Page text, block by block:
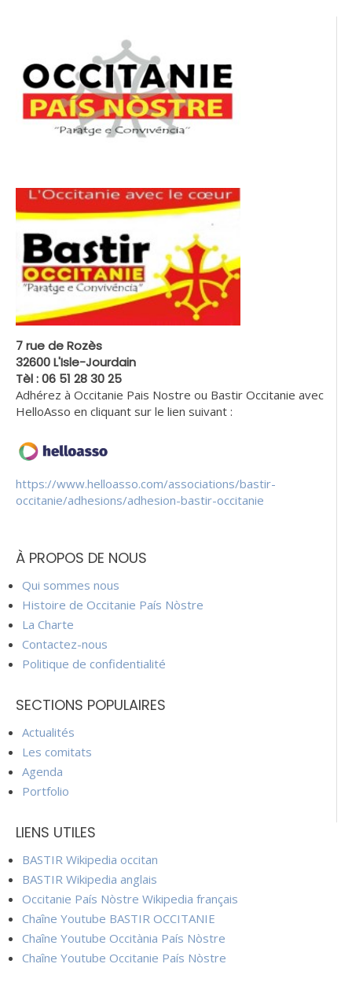
7 rue de Rozès
32600 L'Isle-Jourdain
Tèl : 06 51 28 30 25
Adhérez à Occitanie Pais Nostre ou Bastir Occitanie avec
HelloAsso en cliquant sur le lien suivant :
https://www.helloasso.com/associations/bastir-
occitanie/adhesions/adhesion-bastir-occitanie
À PROPOS DE NOUS
Qui sommes nous
Histoire de Occitanie País Nòstre
La Charte
Contactez-nous
Politique de confidentialité
SECTIONS POPULAIRES
Actualités
Les comitats
Agenda
Portfolio
LIENS UTILES
BASTIR Wikipedia occitan
BASTIR Wikipedia anglais
Occitanie País Nòstre Wikipedia français
Chaîne Youtube BASTIR OCCITANIE
Chaîne Youtube Occitània País Nòstre
Chaîne Youtube Occitanie País Nòstre